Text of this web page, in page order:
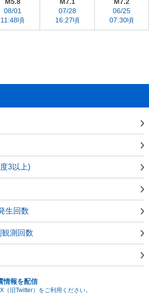
08/01
11:48頃
07/28
16:27頃
06/25
07:30頃
3以上)
生回数
測回数
情報を配信
（旧Twitter）をご利用ください。